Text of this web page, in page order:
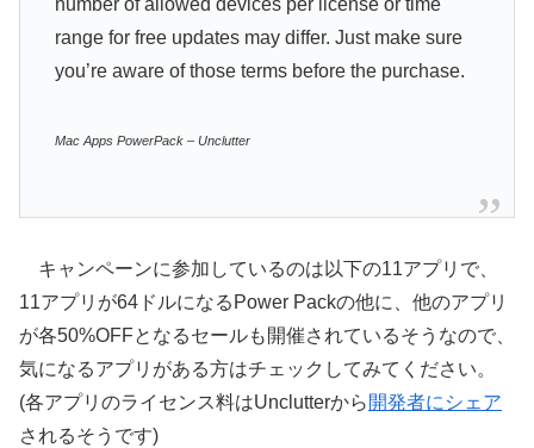
number of allowed devices per license or time
range for free updates may differ. Just make sure
you’re aware of those terms before the purchase.
Mac Apps PowerPack – Unclutter
キャンペーンに参加しているのは以下の11アプリで、
11アプリが64ドルになるPower Packの他に、他のアプリ
が各50%OFFとなるセールも開催されているそうなので、
気になるアプリがある方はチェックしてみてください。
(各アプリのライセンス料はUnclutterから 開発者にシェア
されるそうです)